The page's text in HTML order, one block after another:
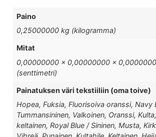
Paino
0,25000000 kg (kilogramma)
Mitat
0,00000000 × 0,00000000 ×
(senttimetri)
Painatuksen väri tekstiiliin (oma toive)
Hopea, Fuksia, Fluorisoiva oranssi, Navy
Tummansininen, Valkoinen, Oranssi,
keltainen, Royal Blue / Sininen, Musta,